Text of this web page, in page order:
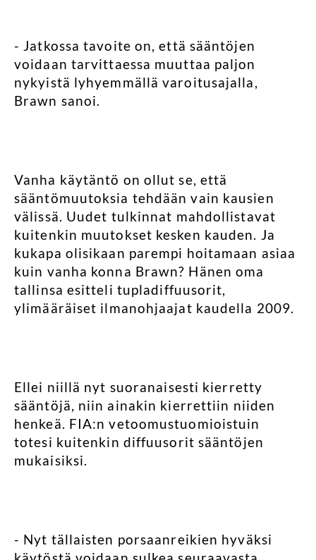
- Jatkossa tavoite on, että sääntöjen
voidaan tarvittaessa muuttaa paljon
nykyistä lyhyemmällä varoitusajalla,
Brawn sanoi.
Vanha käytäntö on ollut se, että
sääntömuutoksia tehdään vain kausien
välissä. Uudet tulkinnat mahdollistavat
kuitenkin muutokset kesken kauden. Ja
kukapa olisikaan parempi hoitamaan asiaa
kuin vanha konna Brawn? Hänen oma
tallinsa esitteli tupladiffuusorit,
ylimääräiset ilmanohjaajat kaudella 2009.
Ellei niillä nyt suoranaisesti kierretty
sääntöjä, niin ainakin kierrettiin niiden
henkeä. FIA:n vetoomustuomioistuin
totesi kuitenkin diffuusorit sääntöjen
mukaisiksi.
- Nyt tällaisten porsaanreikien hyväksi